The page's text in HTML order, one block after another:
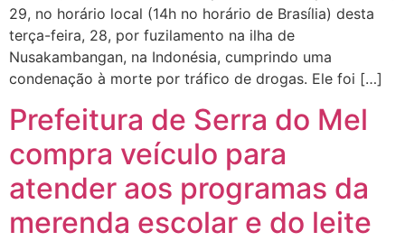
29, no horário local (14h no horário de Brasília) desta
terça-feira, 28, por fuzilamento na ilha de
Nusakambangan, na Indonésia, cumprindo uma
condenação à morte por tráfico de drogas. Ele foi […]
Prefeitura de Serra do Mel
compra veículo para
atender aos programas da
merenda escolar e do leite